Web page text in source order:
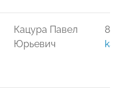
Кацура Павел
Юрьевич
8-